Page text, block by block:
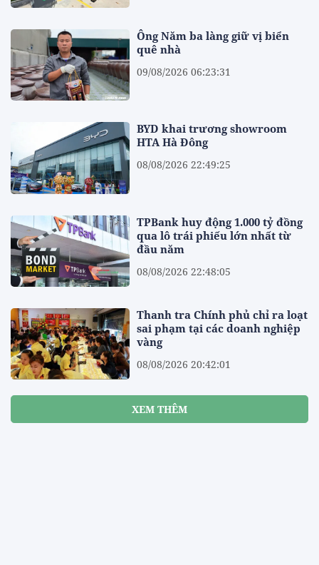
Ông Năm ba làng giữ vị biển
quê nhà
09/08/2026 06:23:31
BYD khai trương showroom
HTA Hà Đông
08/08/2026 22:49:25
TPBank huy động 1.000 tỷ đồng
qua lô trái phiếu lớn nhất từ
đầu năm
08/08/2026 22:48:05
Thanh tra Chính phủ chỉ ra loạt
sai phạm tại các doanh nghiệp
vàng
08/08/2026 20:42:01
XEM THÊM